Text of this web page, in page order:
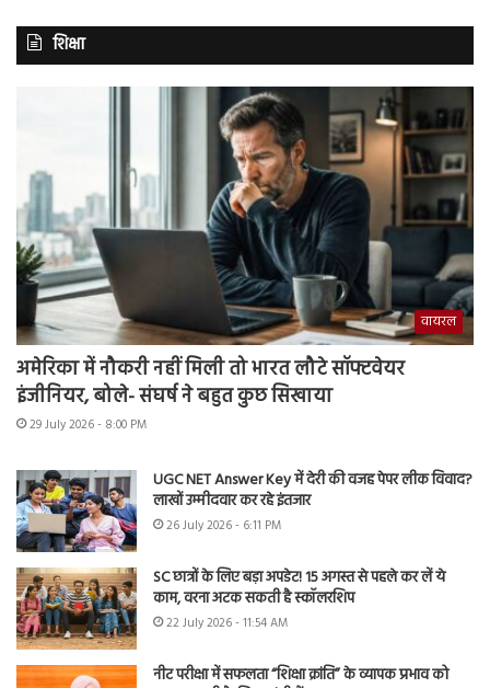
शिक्षा
वायरल
अमेरिका में नौकरी नहीं मिली तो भारत लौटे सॉफ्टवेयर
इंजीनियर, बोले- संघर्ष ने बहुत कुछ सिखाया
29 July 2026 - 8:00 PM
UGC NET Answer Key में देरी की वजह पेपर लीक विवाद?
लाखों उम्मीदवार कर रहे इंतजार
26 July 2026 - 6:11 PM
SC छात्रों के लिए बड़ा अपडेट! 15 अगस्त से पहले कर लें ये
काम, वरना अटक सकती है स्कॉलरशिप
22 July 2026 - 11:54 AM
नीट परीक्षा में सफलता “शिक्षा क्रांति” के व्यापक प्रभाव को